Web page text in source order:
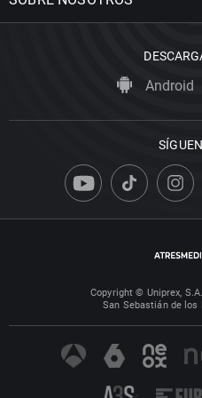
Android
Copyright © Uniprex,
San Sebastián de los